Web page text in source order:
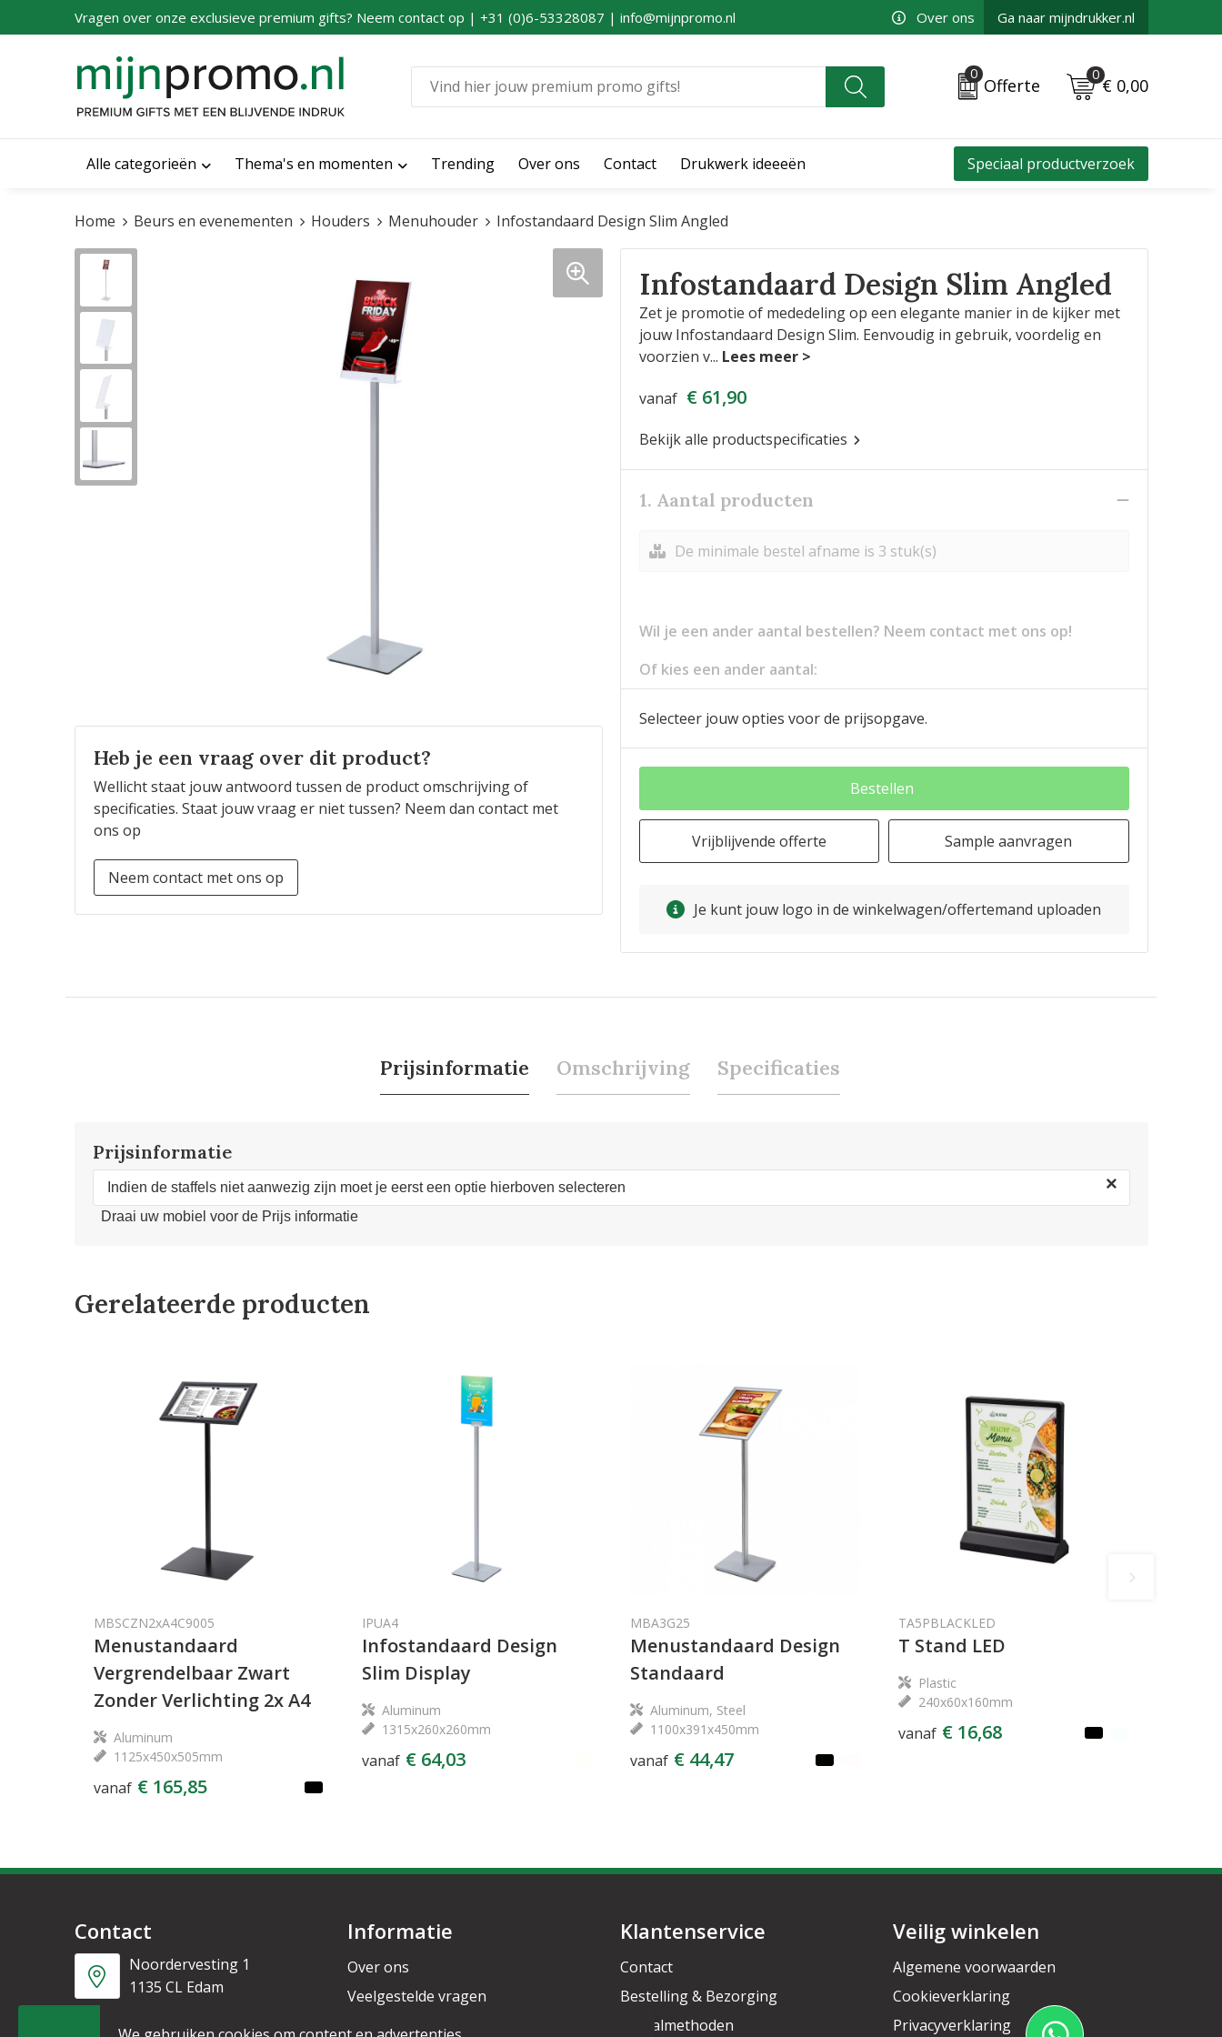
Vragen over onze exclusieve premium gifts? Neem contact op | +31 (0)6-53328087 | info@mijnpromo.nl Over ons Ga naar mijndrukker.nl
0
Offerte
0
€ 0,00
Alle categorieën Thema's en momenten Trending Over ons Contact Drukwerk ideeeën Speciaal productverzoek
Home Beurs en evenementen Houders Menuhouder Infostandaard Design Slim Angled
Heb je een vraag over dit product?
Wellicht staat jouw antwoord tussen de product omschrijving of
specificaties. Staat jouw vraag er niet tussen? Neem dan contact met
ons op
Neem contact met ons op
Infostandaard Design Slim Angled
Zet je promotie of mededeling op een elegante manier in de kijker met
jouw Infostandaard Design Slim. Eenvoudig in gebruik, voordelig en
voorzien v...
vanaf € 61,90
Bekijk alle productspecificaties
1. Aantal producten
De minimale bestel afname is 3 stuk(s)
Wil je een ander aantal bestellen? Neem contact met ons op!
Of kies een ander aantal:
Selecteer jouw opties voor de prijsopgave.
Bestellen
Vrijblijvende offerte Sample aanvragen
Je kunt jouw logo in de winkelwagen/offertemand uploaden
Prijsinformatie Omschrijving Specificaties
Prijsinformatie
Indien de staffels niet aanwezig zijn moet je eerst een optie hierboven selecteren ×
Draai uw mobiel voor de Prijs informatie
Gerelateerde producten
MBSCZN2xA4C9005
Menustandaard
Vergrendelbaar Zwart
Zonder Verlichting 2x A4
Aluminum
1125x450x505mm
vanaf € 165,85
IPUA4
Infostandaard Design
Slim Display
Aluminum
1315x260x260mm
vanaf € 64,03
MBA3G25
Menustandaard Design
Standaard
Aluminum, Steel
1100x391x450mm
vanaf € 44,47
TA5PBLACKLED
T Stand LED
Plastic
240x60x160mm
vanaf € 16,68
Contact
Noordervesting 1
1135 CL Edam
+31 6 53328087
Informatie
Over ons
Veelgestelde vragen
Nieuwsbrief
Klantenservice
Contact
Bestelling & Bezorging
Betaalmethoden
Veilig winkelen
Algemene voorwaarden
Cookieverklaring
Privacyverklaring